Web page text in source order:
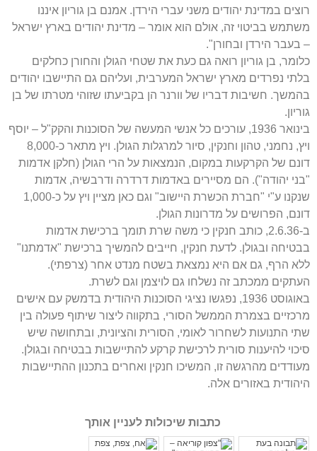
רוצים במדינת יהודים משני עברי הירדן. אמנם בן גוריון איננו
משתמש בביטוי זה, אולם הוא אומר – מדינת יהודים בארץ ישראל
– בעבר הירדן ובחורן".
כלומר, בן גוריון רואה גם כעת את שטחי הגולן והחורן כחלקים
בלתי נפרדים מארץ ישראל המערבית, ועליהם גם התיישבו יהודים
בהמשך. חשיבות דבריו של וורנר הן בקביעתו שזוהי מטרתו של בן
גוריון.
בינואר 1936, עורכים כל אנשי המעשה של הסוכנות והקק"ל – יוסף
ויץ, נחמני, טהון וחנקין, סיור למרגלות הגולן. ויץ מתאר כ-8,000
דונם של הקרקעות במקום, הנמצאות על הרי הגולן (חלקן אדמות
"בני יהודה"). הם מסיירים באדמות דרדרה ודרבשיה, אדמות
שנקנו ע"י "חברת הכשרת היישוב" וגם כאן מציין ויץ על כ-1,000
דונם, הפרושים על מדרונות הגולן.
ב-2.6.36, כותב חנקין כי משה שרת תומך ברכישת אדמות
בבטיחה ובגולן. לדעת חנקין, חייבים להמשיך ברכישת "אדמתנו"
ללא הרף, גם אם היא נמצאת בשטח מנדט אחר (צרפתי).
העתקים ממכתב זה נשלחו גם לויצמן וגם לשרת.
באוגוסט 1936, נפגשו נציגי הסוכנות היהודית בדמשק עם אישים
מרכזיים בצמרת הממשל הסורי, בתקווה ליצור שיתוף פעולה בין
שתי התנועות לשחרור לאומי, הסורית והציונית, ובתחושה שיש
סיכוי להיענות סורית לרכישת קרקע להתיישבות בבטיחה ובגולן.
מעודדים מהרגשה זו, המשיכו חנקין ואחרים בתכנון ההתיישבות
היהודית באזורים אלה.
כתבות שיכולות לעניין אותך